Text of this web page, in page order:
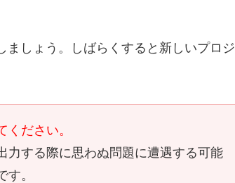
ましょう。しばらくすると新しいプロジ
ください。
力する際に思わぬ問題に遭遇する可能
。